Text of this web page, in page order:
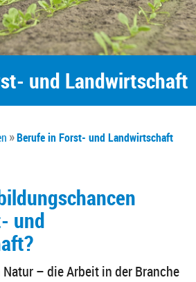
und Landwirtschaft
Berufe in Forst- und Landwirtschaft
und
– die Arbeit in der Branche